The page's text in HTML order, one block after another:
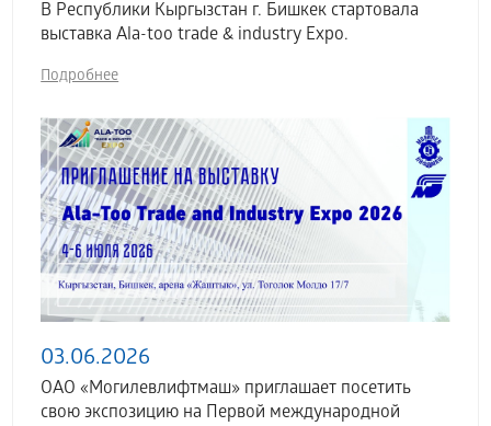
В Республики Кыргызстан г. Бишкек стартовала
выставка Аla-too trade & industry Expo.
Подробнее
03.06.2026
ОАО «Могилевлифтмаш» приглашает посетить
свою экспозицию на Первой международной